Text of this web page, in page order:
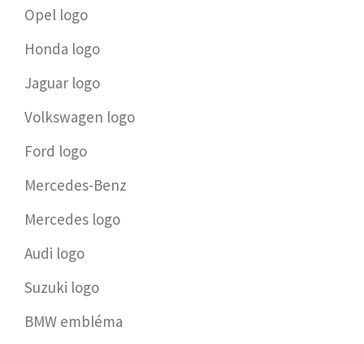
Opel logo
Honda logo
Jaguar logo
Volkswagen logo
Ford logo
Mercedes-Benz
Mercedes logo
Audi logo
Suzuki logo
BMW embléma